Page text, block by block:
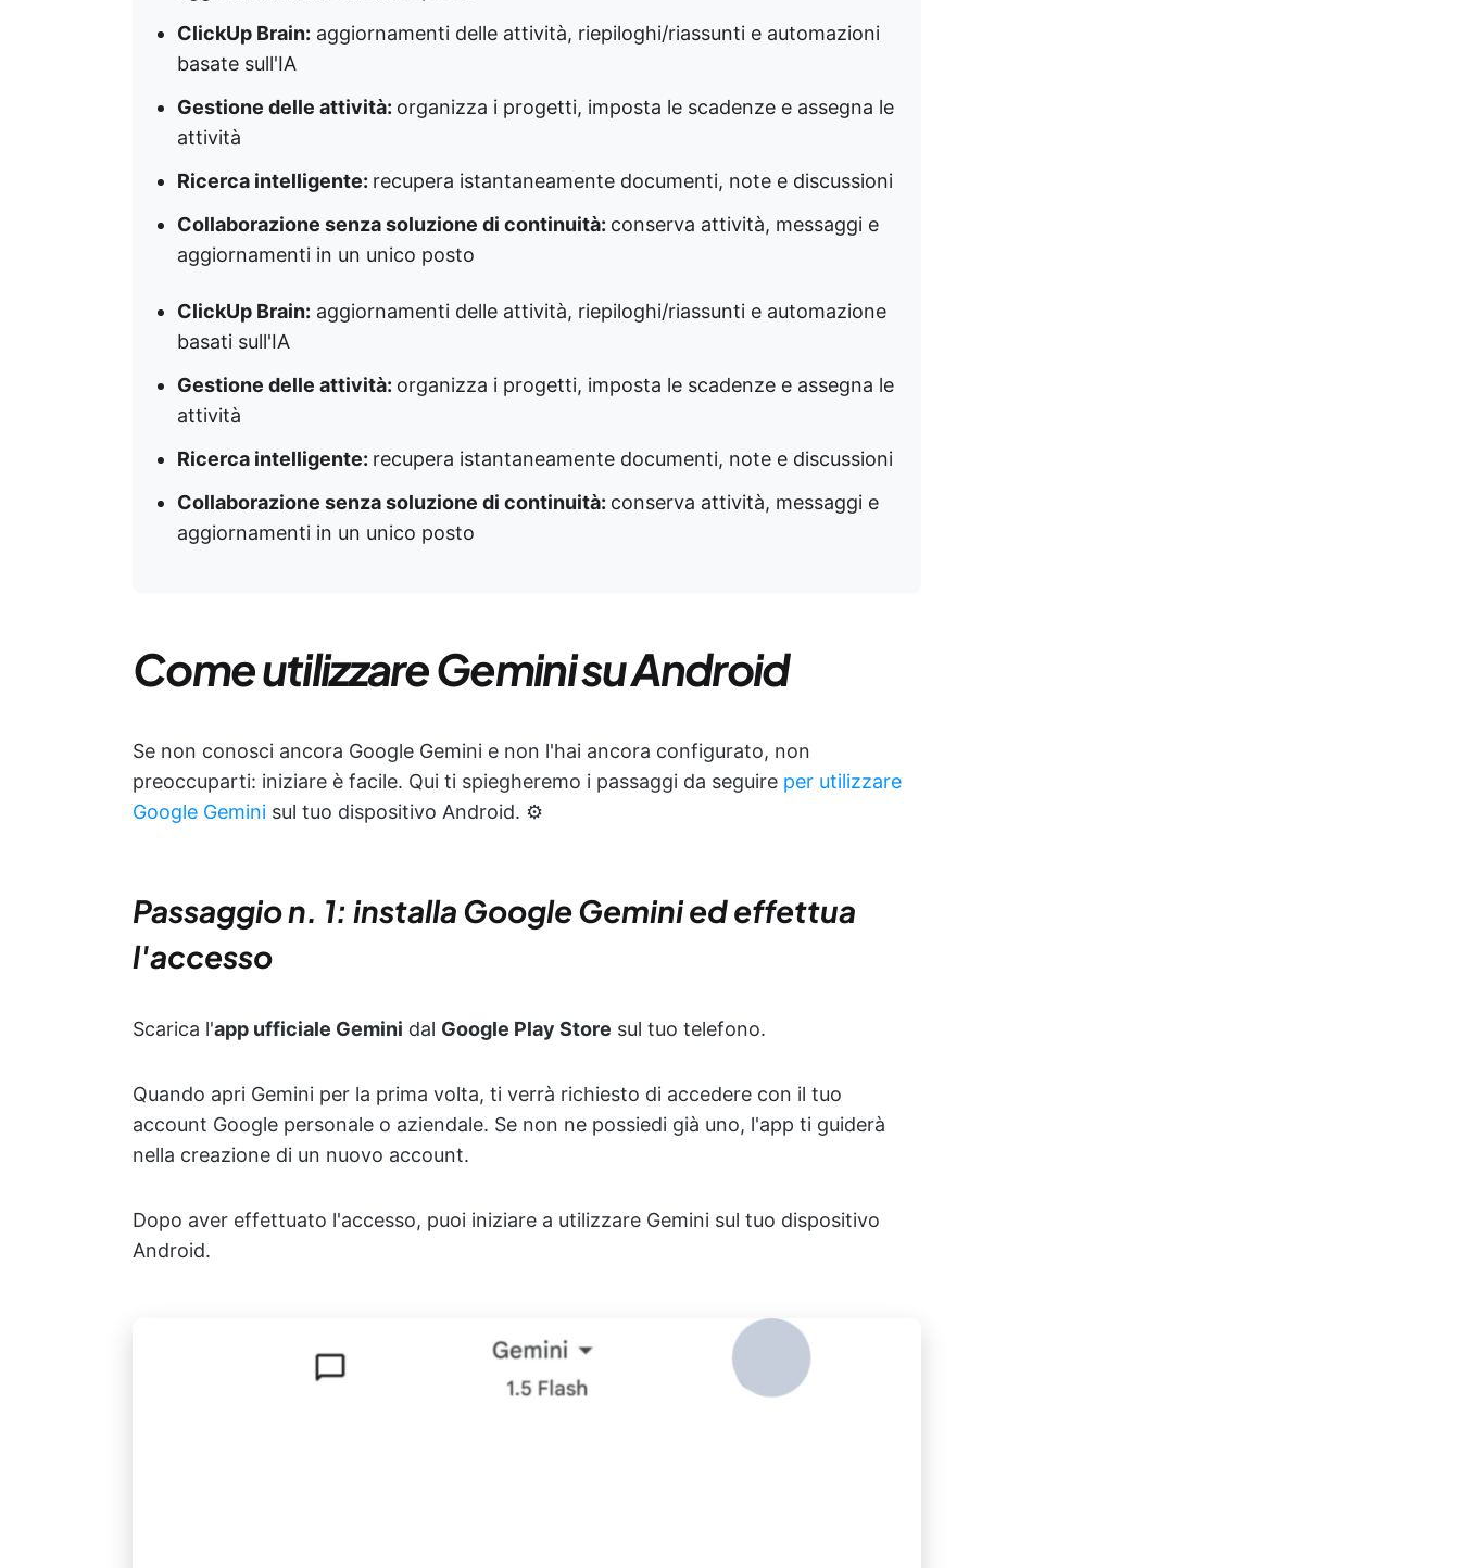
ClickUp Brain: aggiornamenti delle attività, riepiloghi/riassunti e automazioni
basate sull'IA
Gestione delle attività: organizza i progetti, imposta le scadenze e assegna le
attività
Ricerca intelligente: recupera istantaneamente documenti, note e discussioni
Collaborazione senza soluzione di continuità: conserva attività, messaggi e
aggiornamenti in un unico posto
ClickUp Brain: aggiornamenti delle attività, riepiloghi/riassunti e automazione
basati sull'IA
Gestione delle attività: organizza i progetti, imposta le scadenze e assegna le
attività
Ricerca intelligente: recupera istantaneamente documenti, note e discussioni
Collaborazione senza soluzione di continuità: conserva attività, messaggi e
aggiornamenti in un unico posto
Come utilizzare Gemini su Android
Se non conosci ancora Google Gemini e non l'hai ancora configurato, non
preoccuparti: iniziare è facile. Qui ti spiegheremo i passaggi da seguire per utilizzare
Google Gemini sul tuo dispositivo Android. ⚙️
Passaggio n. 1: installa Google Gemini ed effettua
l'accesso
Scarica l'app ufficiale Gemini dal Google Play Store sul tuo telefono.
Quando apri Gemini per la prima volta, ti verrà richiesto di accedere con il tuo
account Google personale o aziendale. Se non ne possiedi già uno, l'app ti guiderà
nella creazione di un nuovo account.
Dopo aver effettuato l'accesso, puoi iniziare a utilizzare Gemini sul tuo dispositivo
Android.